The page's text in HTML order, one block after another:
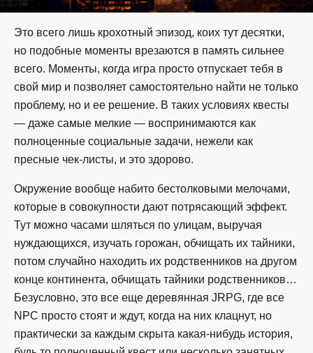
Это всего лишь крохотный эпизод, коих тут десятки,
но подобные моменты врезаются в память сильнее
всего. Моменты, когда игра просто отпускает тебя в
свой мир и позволяет самостоятельно найти не только
проблему, но и ее решение. В таких условиях квесты
— даже самые мелкие — воспринимаются как
полноценные социальные задачи, нежели как
пресные чек-листы, и это здорово.
Окружение вообще набито бестолковыми мелочами,
которые в совокупности дают потрясающий эффект.
Тут можно часами шляться по улицам, выручая
нуждающихся, изучать горожан, обчищать их тайники,
потом случайно находить их родственников на другом
конце континента, обчищать тайники родственников…
Безусловно, это все еще деревянная JRPG, где все
NPC просто стоят и ждут, когда на них клацнут, но
практически за каждым скрыта какая-нибудь история,